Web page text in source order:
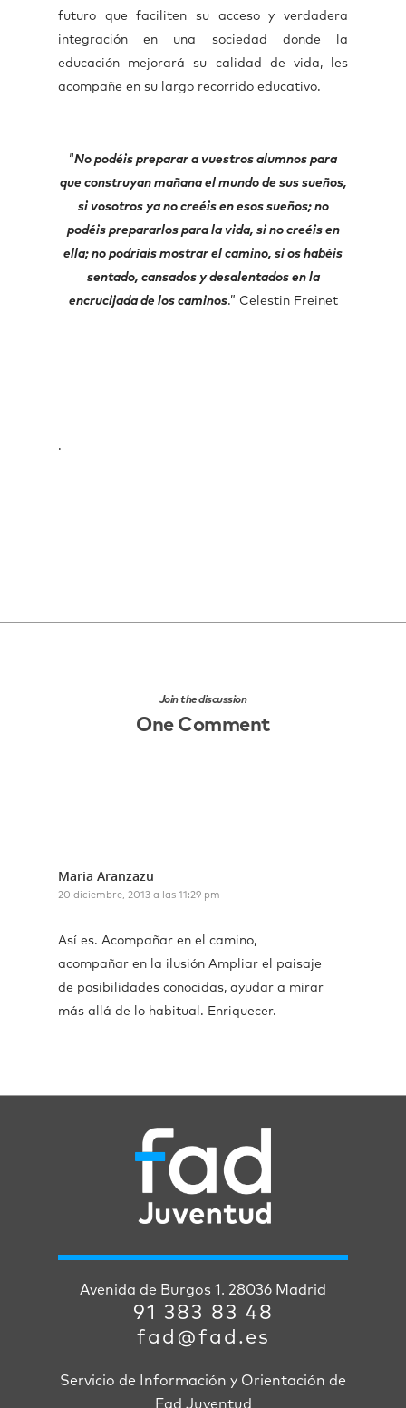
futuro que faciliten su acceso y verdadera
integración en una sociedad donde la
educación mejorará su calidad de vida, les
acompañe en su largo recorrido educativo.
“No podéis preparar a vuestros alumnos para
que construyan mañana el mundo de sus sueños,
si vosotros ya no creéis en esos sueños; no
podéis prepararlos para la vida, si no creéis en
ella; no podríais mostrar el camino, si os habéis
sentado, cansados y desalentados en la
encrucijada de los caminos.” Celestin Freinet
.
Join the discussion
One Comment
Maria Aranzazu
20 diciembre, 2013 a las 11:29 pm
Así es. Acompañar en el camino,
acompañar en la ilusión Ampliar el paisaje
de posibilidades conocidas, ayudar a mirar
más allá de lo habitual. Enriquecer.
Avenida de Burgos 1. 28036 Madrid
91 383 83 48
fad@fad.es
Servicio de Información y Orientación de
Fad Juventud